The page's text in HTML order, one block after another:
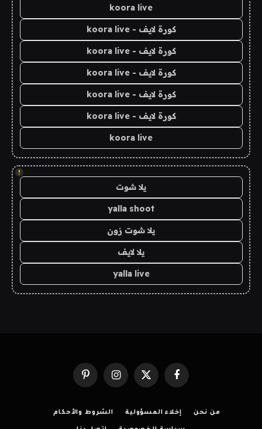
koora live
كورة لايف - koora live
كورة لايف - koora live
كورة لايف - koora live
كورة لايف - koora live
كورة لايف - koora live
koora live
!
يلا شوت
yalla shoot
يلا شوت زون
يلا لايف
yalla live
فيسبوك X
(Twitter)
الانستغرامبينتيريست
من نحن إخلاء المسؤولية الشروط والأحكام